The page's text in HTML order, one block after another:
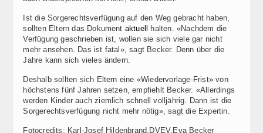
Ist die Sorgerechtsverfügung auf den Weg gebracht haben,
sollten Eltern das Dokument aktuell
halten. «Nachdem die
Verfügung geschrieben ist, wollen sie sich viele gar nicht
mehr ansehen. Das ist fatal», sagt Becker. Denn über die
Jahre kann sich vieles ändern.
Deshalb sollten sich Eltern eine «Wiedervorlage-Frist» von
höchstens fünf Jahren setzen, empfiehlt Becker. «Allerdings
werden Kinder auch ziemlich schnell volljährig. Dann ist die
Sorgerechtsverfügung nicht mehr nötig», sagt die Expertin.
Fotocredits: Karl-Josef Hildenbrand,DVEV,Eva Becker